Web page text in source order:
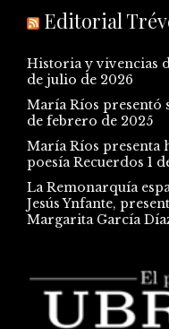
Editorial
Historia y vivencias
de julio de 2026
María Ríos presentó
de febrero de 2025
María Ríos presenta
poesía Recuerdos 1
La Remonarquía
Jesús Ynfante,
Margarita García